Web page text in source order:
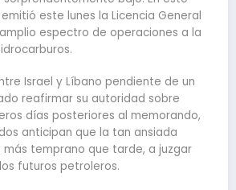
este lunes la Licencia General
espectro de operaciones a la
Israel y Líbano pendiente de un
reafirmar su autoridad sobre
días posteriores al memorando,
anticipan que la tan ansiada
temprano que tarde, a juzgar
futuros petroleros.